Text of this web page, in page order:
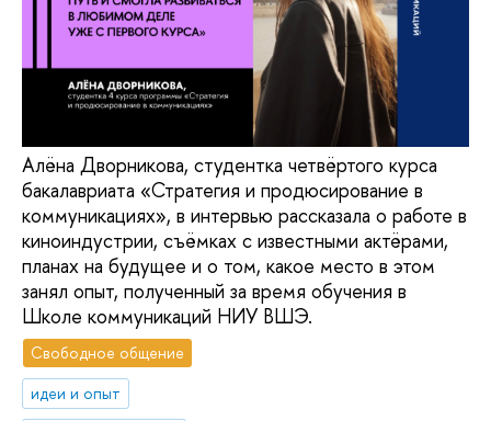
Алёна Дворникова, студентка четвёртого курса
бакалавриата «Стратегия и продюсирование в
коммуникациях», в интервью рассказала о работе в
киноиндустрии, съёмках с известными актёрами,
планах на будущее и о том, какое место в этом
занял опыт, полученный за время обучения в
Школе коммуникаций НИУ ВШЭ.
Свободное общение
идеи и опыт